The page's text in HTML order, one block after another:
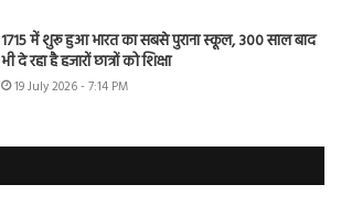
1715 में शुरू हुआ भारत का सबसे पुराना स्कूल, 300 साल बाद
भी दे रहा है हजारों छात्रों को शिक्षा
19 July 2026 - 7:14 PM